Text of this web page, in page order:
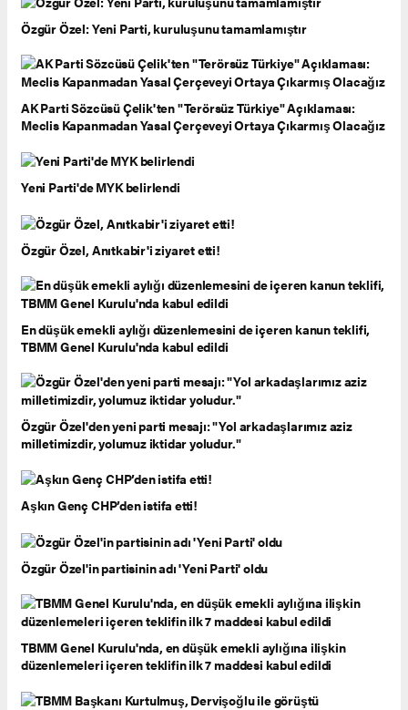
Özgür Özel: Yeni Parti, kuruluşunu tamamlamıştır
AK Parti Sözcüsü Çelik'ten "Terörsüz Türkiye" Açıklaması:
Meclis Kapanmadan Yasal Çerçeveyi Ortaya Çıkarmış Olacağız
Yeni Parti'de MYK belirlendi
Özgür Özel, Anıtkabir'i ziyaret etti!
En düşük emekli aylığı düzenlemesini de içeren kanun teklifi,
TBMM Genel Kurulu'nda kabul edildi
Özgür Özel'den yeni parti mesajı: "Yol arkadaşlarımız aziz
milletimizdir, yolumuz iktidar yoludur."
Aşkın Genç CHP’den istifa etti!
Özgür Özel'in partisinin adı 'Yeni Parti' oldu
TBMM Genel Kurulu'nda, en düşük emekli aylığına ilişkin
düzenlemeleri içeren teklifin ilk 7 maddesi kabul edildi